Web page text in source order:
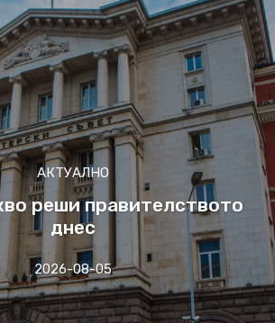
АКТУАЛНО
реши правителството
днес
2026-08-05